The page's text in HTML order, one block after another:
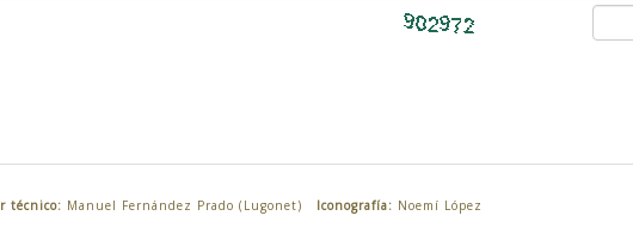
técnico: Manuel Fernández Prado (Lugonet) Iconografía: Noemí López